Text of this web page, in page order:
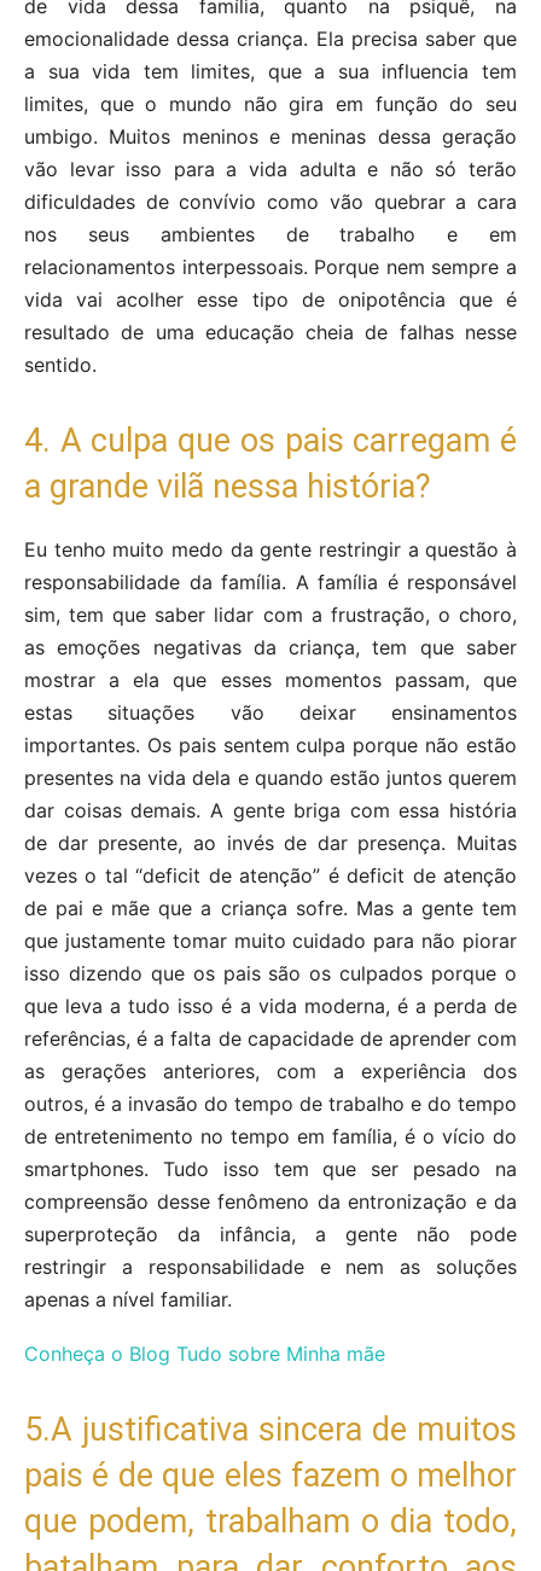
de vida dessa família, quanto na psiquê, na
emocionalidade dessa criança. Ela precisa saber que
a sua vida tem limites, que a sua influencia tem
limites, que o mundo não gira em função do seu
umbigo. Muitos meninos e meninas dessa geração
vão levar isso para a vida adulta e não só terão
dificuldades de convívio como vão quebrar a cara
nos seus ambientes de trabalho e em
relacionamentos interpessoais. Porque nem sempre a
vida vai acolher esse tipo de onipotência que é
resultado de uma educação cheia de falhas nesse
sentido.
4. A culpa que os pais carregam é
a grande vilã nessa história?
Eu tenho muito medo da gente restringir a questão à
responsabilidade da família. A família é responsável
sim, tem que saber lidar com a frustração, o choro,
as emoções negativas da criança, tem que saber
mostrar a ela que esses momentos passam, que
estas situações vão deixar ensinamentos
importantes. Os pais sentem culpa porque não estão
presentes na vida dela e quando estão juntos querem
dar coisas demais. A gente briga com essa história
de dar presente, ao invés de dar presença. Muitas
vezes o tal “deficit de atenção” é deficit de atenção
de pai e mãe que a criança sofre. Mas a gente tem
que justamente tomar muito cuidado para não piorar
isso dizendo que os pais são os culpados porque o
que leva a tudo isso é a vida moderna, é a perda de
referências, é a falta de capacidade de aprender com
as gerações anteriores, com a experiência dos
outros, é a invasão do tempo de trabalho e do tempo
de entretenimento no tempo em família, é o vício do
smartphones. Tudo isso tem que ser pesado na
compreensão desse fenômeno da entronização e da
superproteção da infância, a gente não pode
restringir a responsabilidade e nem as soluções
apenas a nível familiar.
Conheça o Blog Tudo sobre Minha mãe
5.A justificativa sincera de muitos
pais é de que eles fazem o melhor
que podem, trabalham o dia todo,